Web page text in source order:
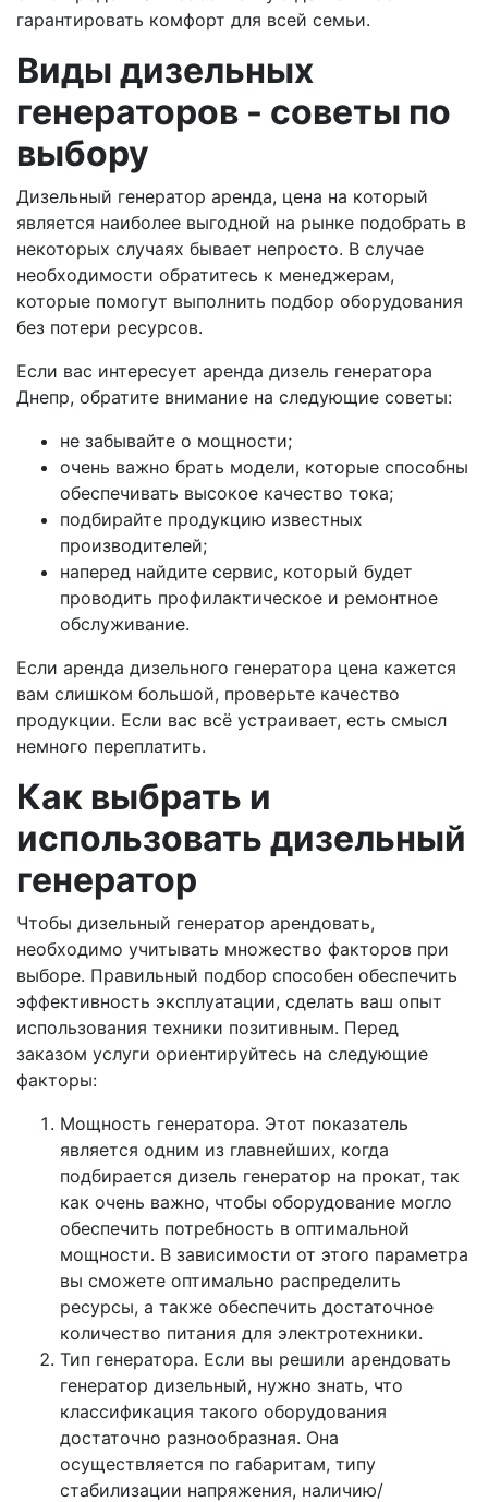
гарантировать комфорт для всей семьи.
Виды дизельных
генераторов - советы по
выбору
Дизельный генератор аренда, цена на который
является наиболее выгодной на рынке подобрать в
некоторых случаях бывает непросто. В случае
необходимости обратитесь к менеджерам,
которые помогут выполнить подбор оборудования
без потери ресурсов.
Если вас интересует аренда дизель генератора
Днепр, обратите внимание на следующие советы:
не забывайте о мощности;
очень важно брать модели, которые способны
обеспечивать высокое качество тока;
подбирайте продукцию известных
производителей;
наперед найдите сервис, который будет
проводить профилактическое и ремонтное
обслуживание.
Если аренда дизельного генератора цена кажется
вам слишком большой, проверьте качество
продукции. Если вас всё устраивает, есть смысл
немного переплатить.
Как выбрать и
использовать дизельный
генератор
Чтобы дизельный генератор арендовать,
необходимо учитывать множество факторов при
выборе. Правильный подбор способен обеспечить
эффективность эксплуатации, сделать ваш опыт
использования техники позитивным. Перед
заказом услуги ориентируйтесь на следующие
факторы:
Мощность генератора. Этот показатель
является одним из главнейших, когда
подбирается дизель генератор на прокат, так
как очень важно, чтобы оборудование могло
обеспечить потребность в оптимальной
мощности. В зависимости от этого параметра
вы сможете оптимально распределить
ресурсы, а также обеспечить достаточное
количество питания для электротехники.
Тип генератора. Если вы решили арендовать
генератор дизельный, нужно знать, что
классификация такого оборудования
достаточно разнообразная. Она
осуществляется по габаритам, типу
стабилизации напряжения, наличию/